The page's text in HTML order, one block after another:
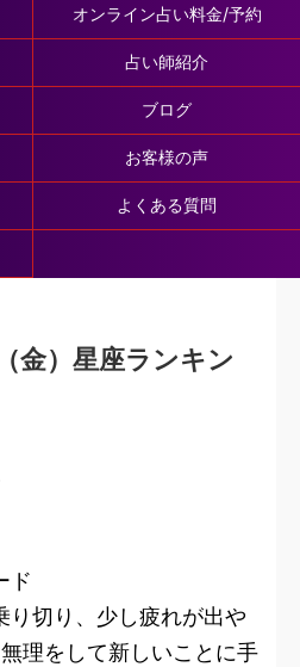
オンライン占い料金/予約
占い師紹介
ブログ
お客様の声
よくある質問
金）星座ランキン
ド
り切り、少し疲れが出や
理をして新しいことに手